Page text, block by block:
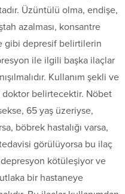
Üzüntülü olma, endişe,
azalması, konsantre
gibi depresif belirtilerin
ile ilgili başka ilaçlar
Kullanım şekli ve
doktor belirtecektir. Nöbet
65 yaş üzeriyse,
böbrek hastalığı varsa,
görülüyorsa bu ilaç
depresyon kötüleşiyor ve
bir hastaneye